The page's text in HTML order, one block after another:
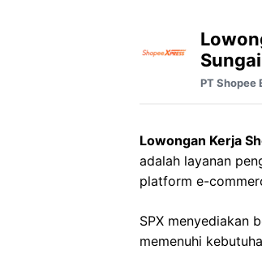
PT Shopee
Lowongan Kerja
adalah layanan
platform e-
SPX menyediakan
memenuhi